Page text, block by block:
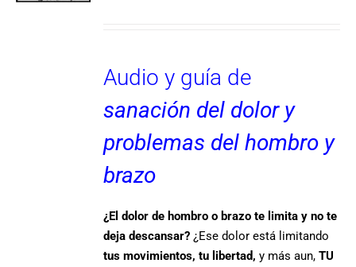
Audio y guía de
sanación del dolor y
problemas del hombro y
brazo
¿El dolor de hombro o brazo te limita y no te
deja descansar? ¿Ese dolor está limitando
tus movimientos, tu libertad, y más aun,TU